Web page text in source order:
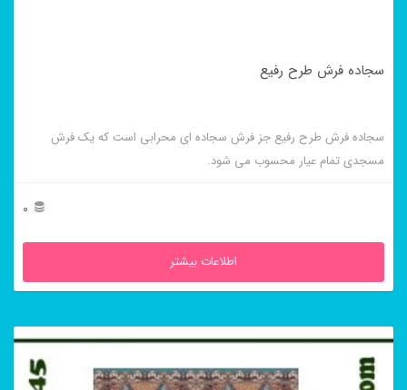
سجاده فرش طرح رفیع
سجاده فرش طرح رفیع جز فرش سجاده ای محرابی است که یک فرش
مسجدی تمام عیار محسوب می شود.
0
اطلاعات بیشتر